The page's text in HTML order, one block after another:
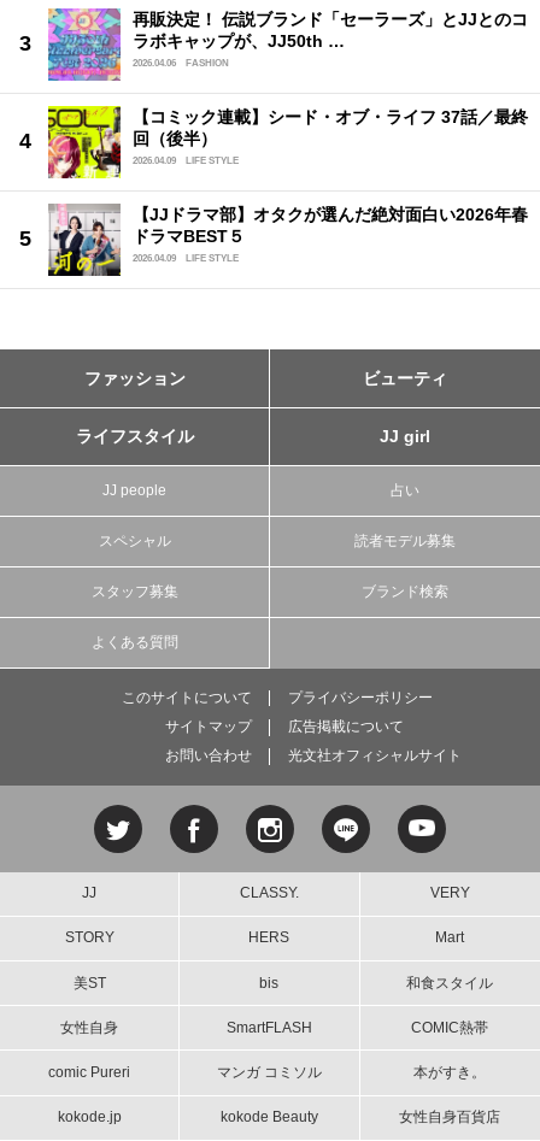
再販決定！ 伝説ブランド「セーラーズ」とJJとのコ
ラボキャップが、JJ50th …
2026.04.06 FASHION
【コミック連載】シード・オブ・ライフ 37話／最終
回（後半）
2026.04.09 LIFE STYLE
【JJドラマ部】オタクが選んだ絶対面白い2026年春
ドラマBEST５
2026.04.09 LIFE STYLE
ファッション ビューティ
ライフスタイル JJ girl
JJ people 占い
スペシャル 読者モデル募集
スタッフ募集 ブランド検索
よくある質問
このサイトについて
プライバシーポリシー
サイトマップ
広告掲載について
お問い合わせ
光文社オフィシャルサイト
JJ CLASSY. VERY
STORY HERS Mart
美ST bis 和食スタイル
女性自身 SmartFLASH COMIC熱帯
comic Pureri マンガ コミソル 本がすき。
kokode.jp kokode Beauty 女性自身百貨店